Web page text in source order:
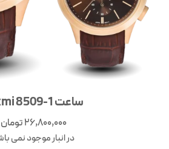
ساعت Laxmi 8509-1
26,800,000تومان
در انبار موجود نمی باشد